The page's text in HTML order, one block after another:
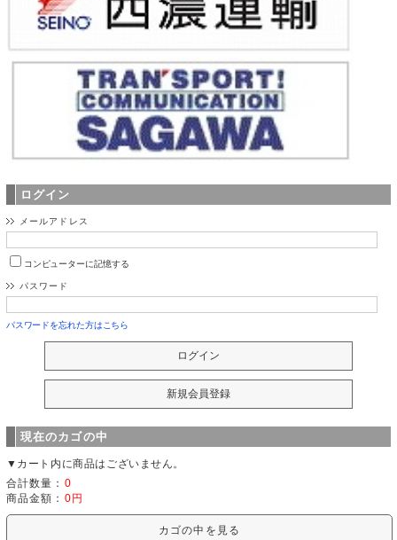
ログイン
メールアドレス
コンピューターに記憶する
パスワード
パスワードを忘れた方はこちら
現在のカゴの中
▼カート内に商品はございません。
合計数量： 0
商品金額： 0円
カゴの中を見る